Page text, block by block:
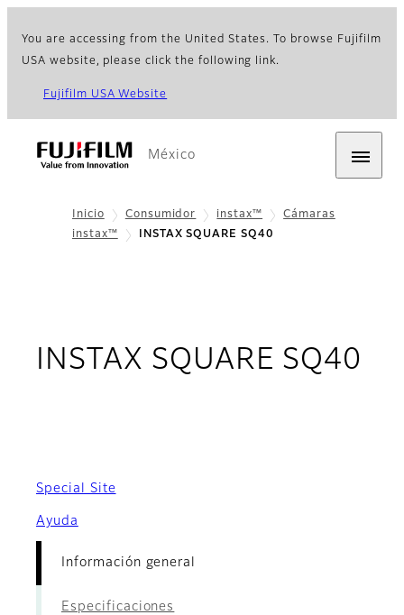
You are accessing from the United States. To browse Fujifilm
USA website, please click the following link.
Fujifilm USA Website
México
Inicio Consumidor instax™
Cámaras
instax™
INSTAX SQUARE SQ40
INSTAX SQUARE SQ40
Special Site
Ayuda
Información general
Especificaciones